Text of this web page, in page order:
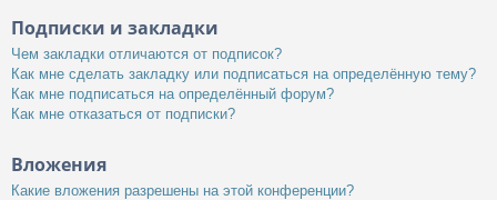
Подписки и закладки
Чем закладки отличаются от подписок?
Как мне сделать закладку или подписаться на определённую тему?
Как мне подписаться на определённый форум?
Как мне отказаться от подписки?
Вложения
Какие вложения разрешены на этой конференции?